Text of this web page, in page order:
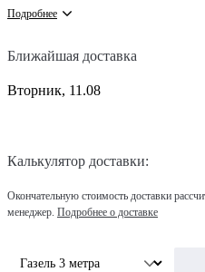
Подробнее
Ближайшая доставка
Вторник, 11.08
Калькулятор доставки:
Окончательную стоимость доставки
менеджер. Подробнее о доставке